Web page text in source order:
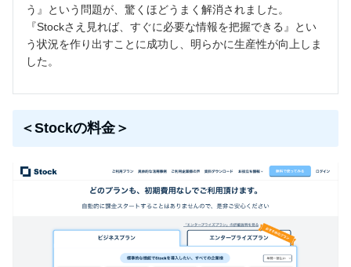
う』という問題が、驚くほどうまく解消されました。
『Stockさえ見れば、すぐに必要な情報を把握できる』とい
う状況を作り出すことに成功し、明らかに生産性が向上しま
した。
＜Stockの料金＞